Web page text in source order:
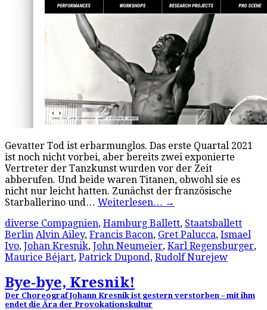
Gevatter Tod ist erbarmunglos. Das erste Quartal 2021
ist noch nicht vorbei, aber bereits zwei exponierte
Vertreter der Tanzkunst wurden vor der Zeit
abberufen. Und beide waren Titanen, obwohl sie es
nicht nur leicht hatten. Zunächst der französische
Starballerino und… Weiterlesen… →
diverse Compagnien, Hamburg Ballett, Staatsballett
Berlin Alvin Ailey, Francis Bacon, Gret Palucca, Ismael
Ivo, Johan Kresnik, John Neumeier, Karl Regensburger,
Maurice Béjart, Patrick Dupond, Rudolf Nurejew
Bye-bye, Kresnik!
Der Choreograf Johann Kresnik ist gestern verstorben – mit ihm
endet die Ära der Provokationskultur